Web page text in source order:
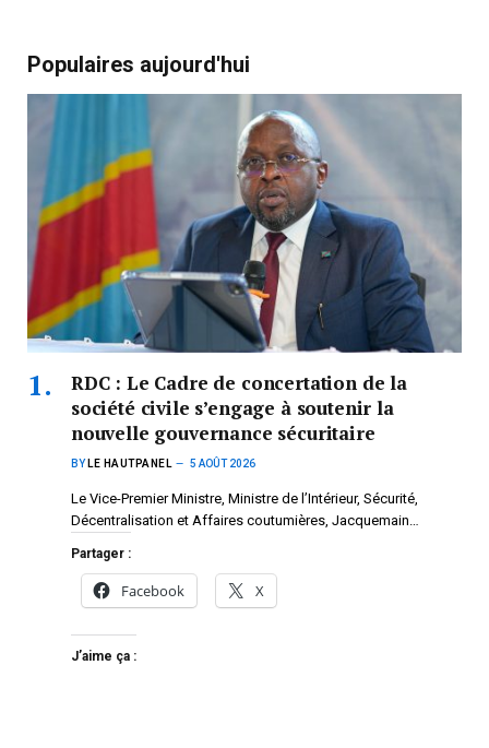
Populaires aujourd'hui
RDC : Le Cadre de concertation de la
société civile s’engage à soutenir la
nouvelle gouvernance sécuritaire
BY LE HAUTPANEL 5 AOÛT 2026
Le Vice-Premier Ministre, Ministre de l’Intérieur, Sécurité,
Décentralisation et Affaires coutumières, Jacquemain…
Partager :
Facebook X
J’aime ça :